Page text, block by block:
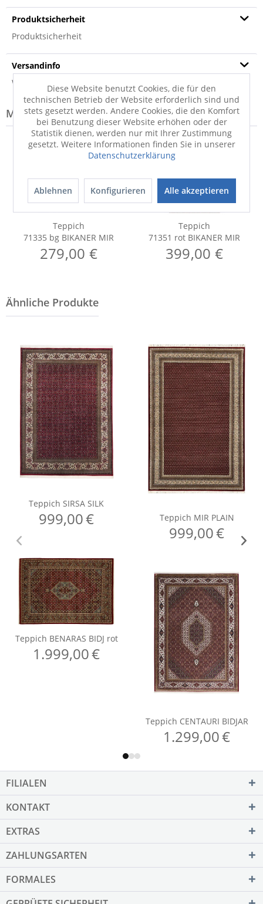
Produktsicherheit
Produktsicherheit
Versandinfo
Weitere Informationen zum Versand...
Modell-Familie: BIKANER
Teppich
71335 bg BIKANER MIR
279,00 €
Teppich
71351 rot BIKANER MIR
399,00 €
FILIALEN
KONTAKT
EXTRAS
ZAHLUNGSARTEN
FORMALES
Diese Website benutzt Cookies, die für den
technischen Betrieb der Website erforderlich sind und
stets gesetzt werden. Andere Cookies, die den Komfort
bei Benutzung dieser Website erhöhen oder der
Statistik dienen, werden nur mit Ihrer Zustimmung
gesetzt. Weitere Informationen finden Sie in unserer
Datenschutzerklärung
Ablehnen Konfigurieren Alle akzeptieren